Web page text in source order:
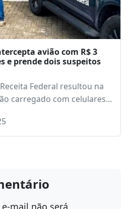
avião com R$ 3
e prende dois suspeitos
Federal resultou na
carregado com celulares…
mail não será